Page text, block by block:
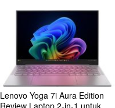
Lenovo Yoga 7i Aura Edition